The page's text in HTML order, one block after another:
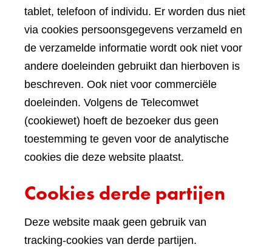
tablet, telefoon of individu. Er worden dus niet
via cookies persoonsgegevens verzameld en
de verzamelde informatie wordt ook niet voor
andere doeleinden gebruikt dan hierboven is
beschreven. Ook niet voor commerciële
doeleinden. Volgens de Telecomwet
(cookiewet) hoeft de bezoeker dus geen
toestemming te geven voor de analytische
cookies die deze website plaatst.
Cookies derde partijen
Deze website maak geen gebruik van
tracking-cookies van derde partijen.